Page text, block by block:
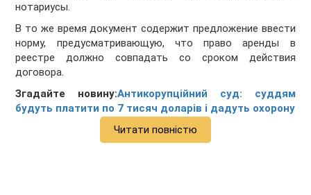
нотариусы.
В то же время документ содержит предложение ввести
норму, предусматривающую, что право аренды в
реестре должно совпадать со сроком действия
договора.
Згадайте новину:Антикорупційний суд: суддям
будуть платити по 7 тисяч доларів і дадуть охорону
Читати повністю